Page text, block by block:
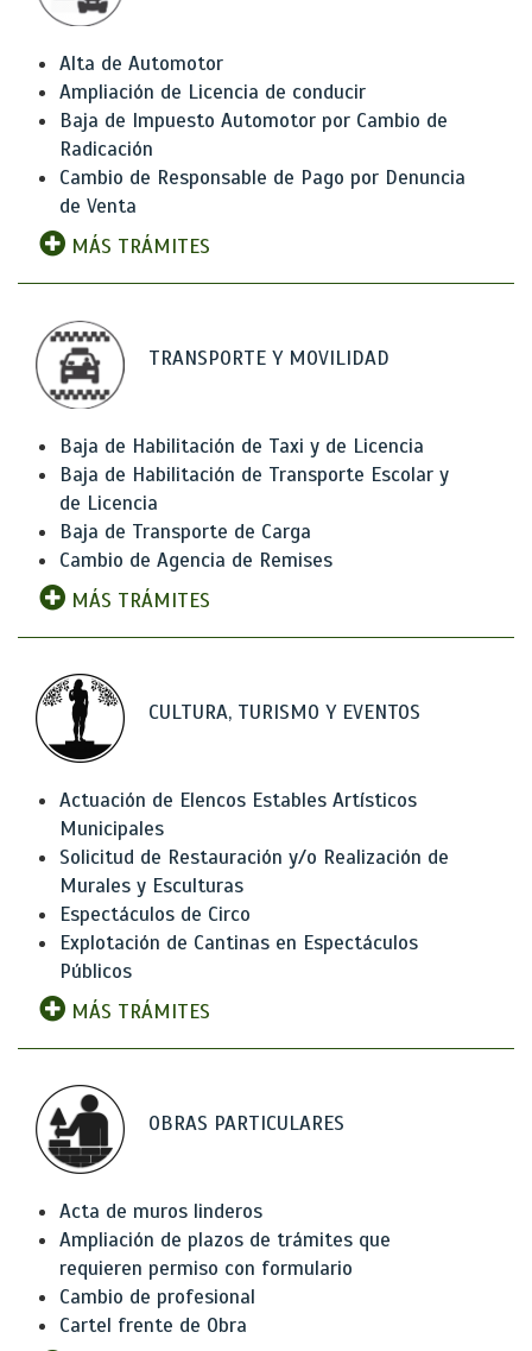
Alta de Automotor
Ampliación de Licencia de conducir
Baja de Impuesto Automotor por Cambio de
Radicación
Cambio de Responsable de Pago por Denuncia
de Venta
MÁS TRÁMITES
TRANSPORTE Y MOVILIDAD
Baja de Habilitación de Taxi y de Licencia
Baja de Habilitación de Transporte Escolar y
de Licencia
Baja de Transporte de Carga
Cambio de Agencia de Remises
MÁS TRÁMITES
CULTURA, TURISMO Y EVENTOS
Actuación de Elencos Estables Artísticos
Municipales
Solicitud de Restauración y/o Realización de
Murales y Esculturas
Espectáculos de Circo
Explotación de Cantinas en Espectáculos
Públicos
MÁS TRÁMITES
OBRAS PARTICULARES
Acta de muros linderos
Ampliación de plazos de trámites que
requieren permiso con formulario
Cambio de profesional
Cartel frente de Obra